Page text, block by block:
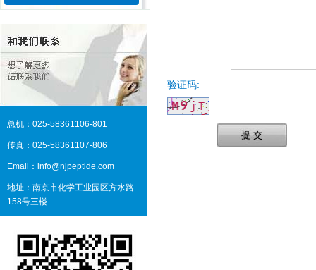
总机：025-58361106-801
传真：025-58361107-806
Email：info@njpeptide.com
地址：南京市化学工业园区方水路
158号三楼
验证码:
提 交